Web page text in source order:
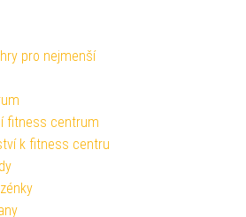
pro nejmenší
fitness centrum
k fitness centru